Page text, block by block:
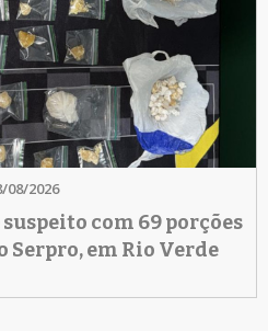
08/2026
com 69 porções
Serpro, em Rio Verde